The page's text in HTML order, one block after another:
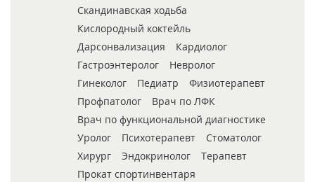
Скандинавская ходьба
Кислородный коктейль
Дарсонвализация
Кардиолог
Гастроэнтеролог
Невролог
Гинеколог
Педиатр
Физиотерапевт
Профпатолог
Врач по ЛФК
Врач по функциональной диагностике
Уролог
Психотерапевт
Стоматолог
Хирург
Эндокринолог
Терапевт
Прокат спортинвентаря